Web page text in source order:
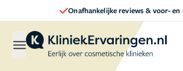
Direct een afspraak maken